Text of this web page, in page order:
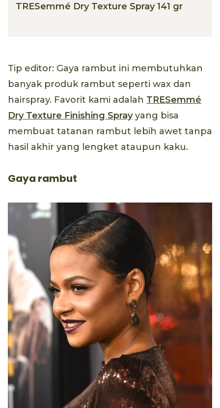
TRESemmé Dry Texture Spray 141 gr
Tip editor: Gaya rambut ini membutuhkan
banyak produk rambut seperti wax dan
hairspray. Favorit kami adalah TRESemmé
Dry Texture Finishing Sprayyang bisa
membuat tatanan rambut lebih awet tanpa
hasil akhir yang lengket ataupun kaku.
Gaya rambut